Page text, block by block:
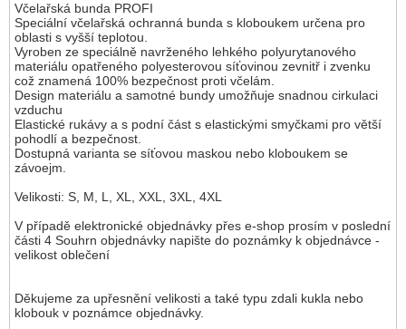
Včelařská bunda PROFI
Speciální včelařská ochranná bunda s kloboukem určena pro
oblasti s vyšší teplotou.
Vyroben ze speciálně navrženého lehkého polyurytanového
materiálu opatřeného polyesterovou síťovinou zevnitř i zvenku
což znamená 100% bezpečnost proti včelám.
Design materiálu a samotné bundy umožňuje snadnou cirkulaci
vzduchu
Elastické rukávy a s podní část s elastickými smyčkami pro větší
pohodlí a bezpečnost.
Dostupná varianta se síťovou maskou nebo kloboukem se
závoejm.
Velikosti: S, M, L, XL, XXL, 3XL, 4XL
V případě elektronické objednávky přes e-shop prosím v poslední
části 4 Souhrn objednávky napište do poznámky k objednávce -
velikost oblečení
Děkujeme za upřesnění velikosti a také typu zdali kukla nebo
klobouk v poznámce objednávky.